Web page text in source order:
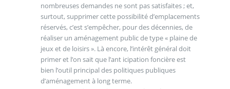
nombreuses demandes ne sont pas satisfaites ; et,
surtout, supprimer cette possibilité d’emplacements
réservés, c’est s’empêcher, pour des décennies, de
réaliser un aménagement public de type « plaine de
jeux et de loisirs ». Là encore, l’intérêt général doit
primer et l’on sait que l’ant icipation foncière est
bien l’outil principal des politiques publiques
d’aménagement à long terme.